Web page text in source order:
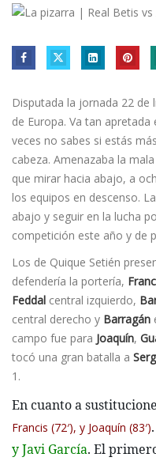
Disputada la jornada 22 de
de Europa. Va tan
veces no sabes si estás
cabeza. Amenazaba la
que mirar hacia abajo, a
los equipos en descenso.
abajo y seguir en la lucha
competición este año y de
Los de Quique Setién
defendería la portería,
Feddal central izquierdo,
central derecho y Barragán
campo fue para Joaquín,
tocó una gran batalla a
1.
En cuanto a
Francis (72′), y Joaquí­n (83′)
y Javi Garcí­a. El